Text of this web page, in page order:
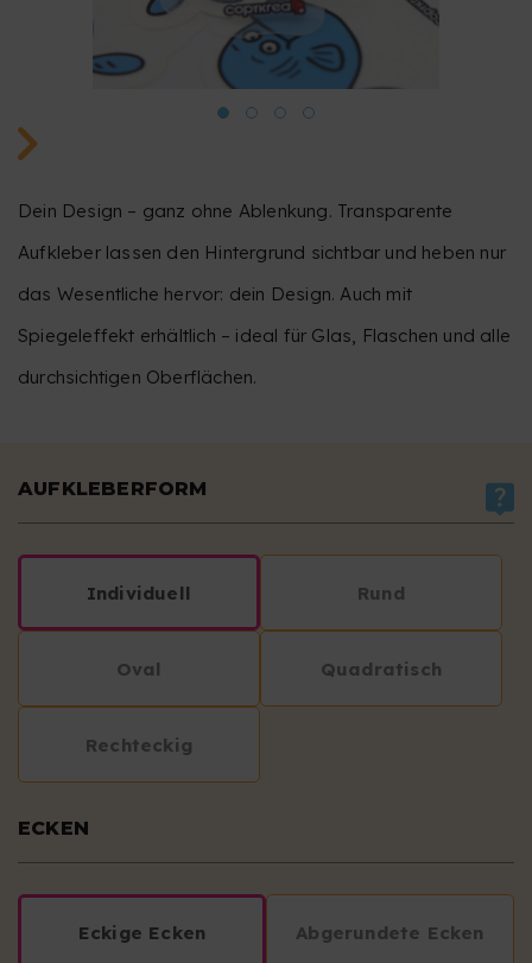
Dein Design – ganz ohne Ablenkung. Transparente
Aufkleber lassen den Hintergrund sichtbar und heben nur
das Wesentliche hervor: dein Design. Auch mit
Spiegeleffekt erhältlich – ideal für Glas, Flaschen und alle
durchsichtigen Oberflächen.
AUFKLEBERFORM
Individuell Rund
Oval Quadratisch
Rechteckig
ECKEN
Eckige Ecken Abgerundete Ecken